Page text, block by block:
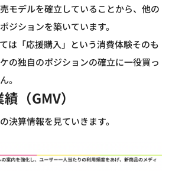
モデルを確立していることから、他の
ジションを築いています。
は「応援購入」という消費体験そのも
の独自のポジションの確立に一役買っ
。
（GMV）
決算情報を見ていきます。